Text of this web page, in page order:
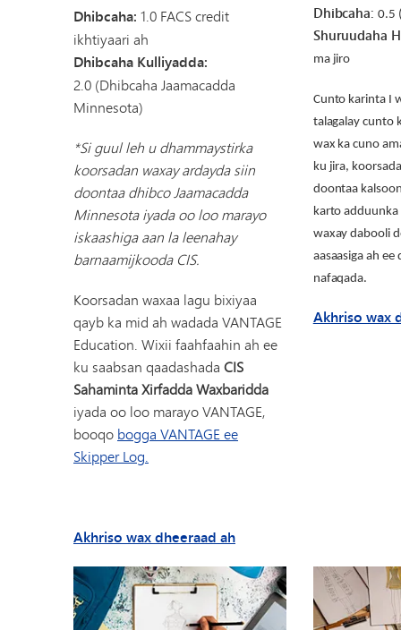
Dhibcaha: 1.0 FACS credit
ikhtiyaari ah
Dhibcaha Kulliyadda:
2.0 (Dhibcaha Jaamacadda
Minnesota)
*Si guul leh u dhammaystirka
koorsadan waxay ardayda siin
doontaa dhibco Jaamacadda
Minnesota iyada oo loo marayo
iskaashiga aan la leenahay
barnaamijkooda CIS.
Koorsadan waxaa lagu bixiyaa
qayb ka mid ah wadada VANTAGE
Education. Wixii faahfaahin ah ee
ku saabsan qaadashada CIS
Sahaminta Xirfadda Waxbaridda
iyada oo loo marayo VANTAGE,
booqo bogga VANTAGE ee
Skipper Log.
Akhriso wax dheeraad ahoo ku saabsan CIS
Dhibcaha:0.5
Shuruudaha
ma jiro
Cunto karinta I
talagalay cunto
wax ka cuno
ku jira,
doontaa
karto
waxay dabooli
aasaasiga ah
nafaqada.
Akhriso wax